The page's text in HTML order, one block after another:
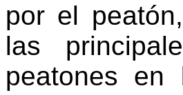
por el
las
peatones